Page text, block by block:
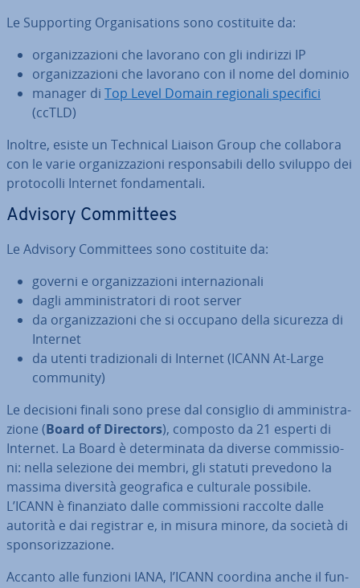
Le Sup­por­ting Or­ga­ni­sa­tions sono co­sti­tui­te da:
or­ga­niz­za­zio­ni che lavorano con gli indirizzi IP
or­ga­niz­za­zio­ni che lavorano con il nome del dominio
manager di Top Level Domain regionali specifici
(ccTLD)
Inoltre, esiste un Technical Liaison Group che collabora
con le varie or­ga­niz­za­zio­ni re­spon­sa­bi­li dello sviluppo dei
pro­to­col­li Internet fon­da­men­ta­li.
Advisory Com­mit­tees
Le Advisory Com­mit­tees sono co­sti­tui­te da:
governi e or­ga­niz­za­zio­ni in­ter­na­zio­na­li
dagli am­mi­ni­stra­to­ri di root server
da or­ga­niz­za­zio­ni che si occupano della sicurezza di
Internet
da utenti tra­di­zio­na­li di Internet (ICANN At-Large
community)
Le decisioni finali sono prese dal consiglio di am­mi­ni­stra­
zio­ne (Board of Directors), composto da 21 esperti di
Internet. La Board è de­ter­mi­na­ta da diverse com­mis­sio­
ni: nella selezione dei membri, gli statuti prevedono la
massima diversità geo­gra­fi­ca e culturale possibile.
L’ICANN è fi­nan­zia­to dalle com­mis­sio­ni raccolte dalle
autorità e dai registrar e, in misura minore, da società di
spon­so­riz­za­zio­ne.
Accanto alle funzioni IANA, l’ICANN coordina anche il fun­